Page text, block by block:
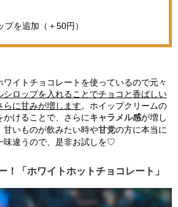
プを追加（＋50円）
イトチョコレートを使っているので元々
シロップを入れることでチョコと香ばしい
らに甘みが増します。ホイップクリームの
けることで、さらにキャラメル感が増し
甘いものが飲みたい時や甘党の方に本当に
味違うので、是非お試しを♡
「ホワイトホットチョコレート」